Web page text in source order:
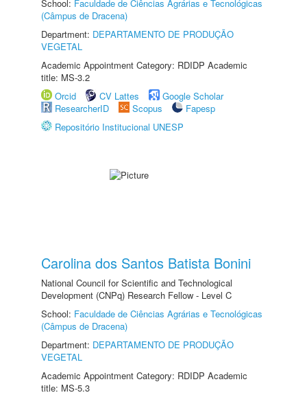
School: Faculdade de Ciências Agrárias e Tecnológicas
(Câmpus de Dracena)
Department: DEPARTAMENTO DE PRODUÇÃO
VEGETAL
Academic Appointment Category: RDIDP Academic
title: MS-3.2
Orcid
CV Lattes
Google Scholar
ResearcherID
Scopus
Fapesp
Repositório Institucional UNESP
Carolina dos Santos Batista Bonini
National Council for Scientific and Technological
Development (CNPq) Research Fellow - Level C
School: Faculdade de Ciências Agrárias e Tecnológicas
(Câmpus de Dracena)
Department: DEPARTAMENTO DE PRODUÇÃO
VEGETAL
Academic Appointment Category: RDIDP Academic
title: MS-5.3